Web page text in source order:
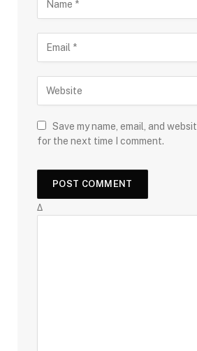
Save my name, email, and
for the next time I comment.
Δ